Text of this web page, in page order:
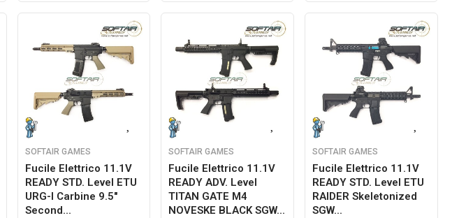
SOFTAIR GAMES
Fucile Elettrico 11.1V
READY STD. Level ETU
URG-I Carbine 9.5"
Second...
SOFTAIR GAMES
Fucile Elettrico 11.1V
READY ADV. Level
TITAN GATE M4
NOVESKE BLACK SGW...
SOFTAIR GAMES
Fucile Elettrico 11.1V
READY STD. Level ETU
RAIDER Skeletonized
SGW...